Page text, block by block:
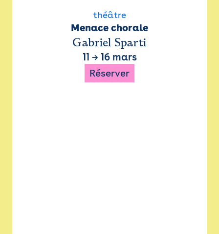
théâtre
Menace chorale
Gabriel Sparti
11 → 16 mars
Réserver